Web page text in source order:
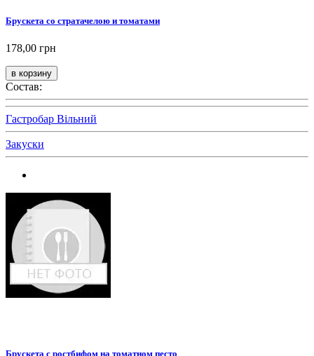
Брускета со стратачелою и томатами
178,00 грн
Состав:
Гастробар Вільний
Закуски
Брускета с ростбифом на томатном песто